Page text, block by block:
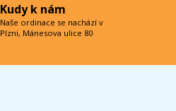
Kudy k nám
Naše ordinace se nachází v
Plzni, Mánesova ulice 80